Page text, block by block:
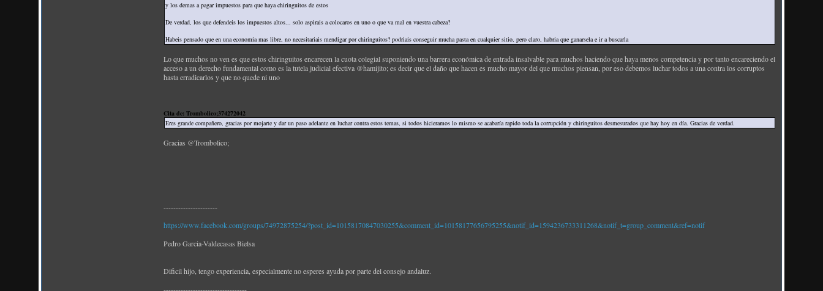
y los demas a pagar impuestos para que haya chiringuitos de estos
De verdad, los que defendeis los impuestos altos... solo aspirais a colocaros en uno o que va mal en vuestra cabeza?
Habeis pensado que en una economia mas libre, no necesitariais mendigar por chiringuitos? podriais conseguir mucha pasta en cualquier sitio, pero claro, habria que ganarsela e ir a buscarla
Lo que muchos no ven es que estos chiringuitos encarecen la cuota colegial suponiendo una barrera económica de entrada insalvable para muchos haciendo que haya menos competencia y por tanto encareciendo el
acceso a un derecho fundamental como es la tutela judicial efectiva @hamijito; es decir que el daño que hacen es mucho mayor del que muchos piensan, por eso debemos luchar todos a una contra los corruptos
hasta erradicarlos y que no quede ni uno
Cita de: Trombolico;374272042
Eres grande compañero, gracias por mojarte y dar un paso adelante en luchar contra estos temas, si todos hicieramos lo mismo se acabaría rapido toda la corrupción y chiringuitos desmesurados que hay hoy en día. Gracias de verdad.
Gracias @Trombolico;
----------------------
https://www.facebook.com/groups/74972875254/?post_id=10158170847030255&comment_id=10158177656795255&notif_id=1594236733311268&notif_t=group_comment&ref=notif
Pedro Garcia-Valdecasas Bielsa
Dificil hijo, tengo experiencia, especialmente no esperes ayuda por parte del consejo andaluz.